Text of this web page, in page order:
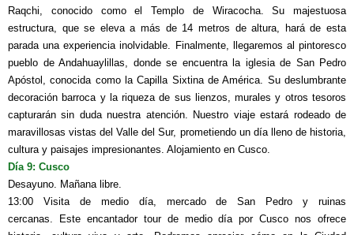
Raqchi, conocido como el Templo de Wiracocha. Su majestuosa
estructura, que se eleva a más de 14 metros de altura, hará de esta
parada una experiencia inolvidable. Finalmente, llegaremos al pintoresco
pueblo de Andahuaylillas, donde se encuentra la iglesia de San Pedro
Apóstol, conocida como la Capilla Sixtina de América. Su deslumbrante
decoración barroca y la riqueza de sus lienzos, murales y otros tesoros
capturarán sin duda nuestra atención. Nuestro viaje estará rodeado de
maravillosas vistas del Valle del Sur, prometiendo un día lleno de historia,
cultura y paisajes impresionantes. Alojamiento en Cusco.
Día 9: Cusco
Desayuno. Mañana libre.
13:00 Visita de medio día, mercado de San Pedro y ruinas
cercanas.
Este encantador tour de medio día por Cusco nos ofrece